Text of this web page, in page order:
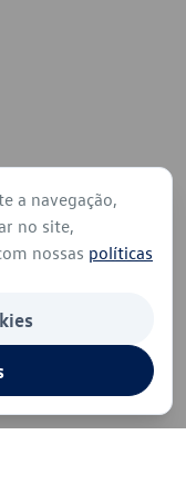
a navegação,
no site,
nossas políticas